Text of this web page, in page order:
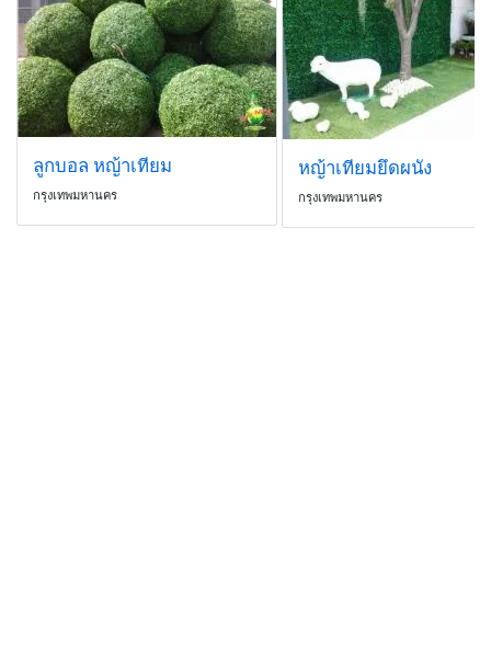
ลูกบอล หญ้าเทียม
กรุงเทพมหานคร
หญ้าเทียมยึดผนัง
กรุงเทพมหานคร